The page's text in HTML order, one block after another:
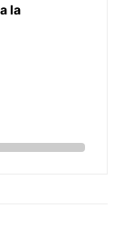
la